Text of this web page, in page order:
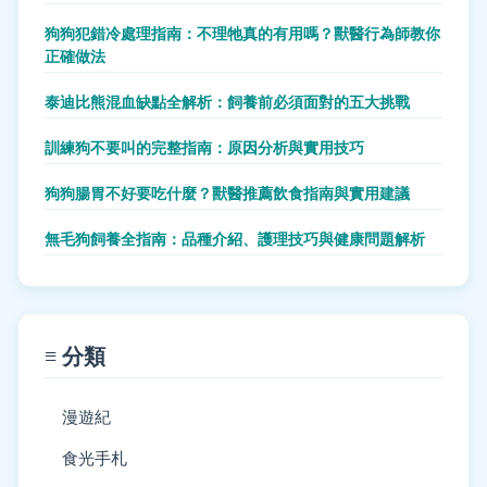
狗狗犯錯冷處理指南：不理牠真的有用嗎？獸醫行為師教你
正確做法
泰迪比熊混血缺點全解析：飼養前必須面對的五大挑戰
訓練狗不要叫的完整指南：原因分析與實用技巧
狗狗腸胃不好要吃什麼？獸醫推薦飲食指南與實用建議
無毛狗飼養全指南：品種介紹、護理技巧與健康問題解析
≡ 分類
漫遊紀
食光手札